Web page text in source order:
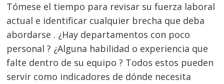
Tómese el tiempo para revisar su fuerza laboral
actual e identificar cualquier brecha que deba
abordarse . ¿Hay departamentos con poco
personal ? ¿Alguna habilidad o experiencia que
falte dentro de su equipo ? Todos estos pueden
servir como indicadores de dónde necesita